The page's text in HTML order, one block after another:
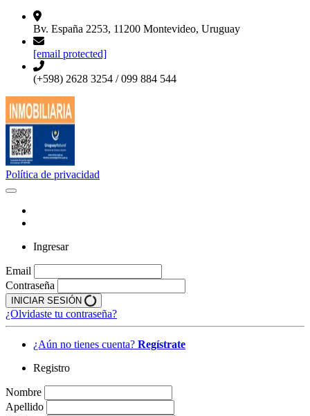
Bv. España 2253, 11200 Montevideo, Uruguay
[email protected]
(+598) 2628 3254 / 099 884 544
Política de privacidad
Ingresar
Email
Contraseña
INICIAR SESIÓN
¿Olvidaste tu contraseña?
¿Aún no tienes cuenta? Regístrate
Registro
Nombre
Apellido